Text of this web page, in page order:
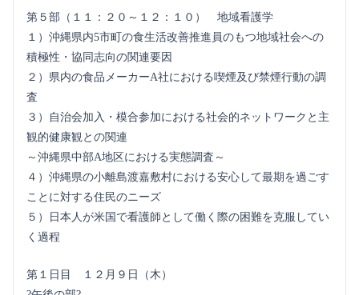
第５部（１１：２０～１２：１０） 地域看護学
１）沖縄県内5市町の食生活改善推進員のもつ地域社会への
積極性・協同志向の関連要因
２）県内の食品メーカーA社における喫煙及び禁煙行動の調
査
３）自治会加入・模合参加における社会的ネットワークと主
観的健康観との関連
～沖縄県中部A地区における実態調査～
４）沖縄県の小離島渡嘉敷村における安心して最期を過ごす
ことに対する住民のニーズ
５）日本人が米国で看護師として働く際の困難を克服してい
く過程
第１日目 １２月９日（木）